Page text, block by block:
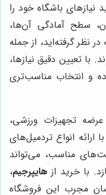
نیازهای باشگاه خود را
سطح آمادگی آن‌ها،
نظر گرفته‌اید، از جمله
با تعیین دقیق نیازها،
و انتخاب مناسب‌تری
تجهیزات ورزشی،
ارائه انواع تردمیل‌های
مناسب، می‌تواند
با خرید از هایپرجیم،
مجرب این فروشگاه